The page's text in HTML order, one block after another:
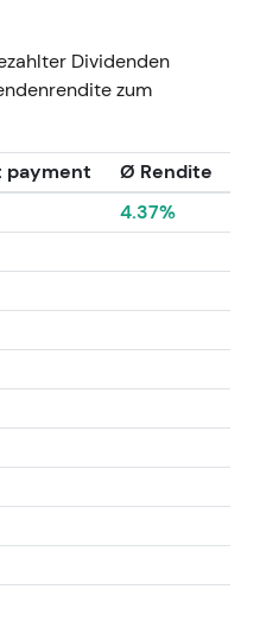
Dividenden
zum
payment
Ø Rendite
4.37%